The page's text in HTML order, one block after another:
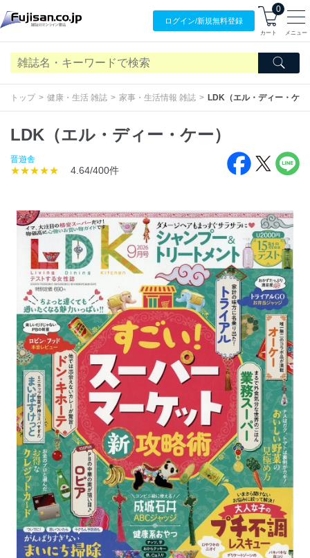
ログイン/新規無料登録
0
カート メニュー
トップ 健康・生活 雑誌 家事・生活情報 雑誌 LDK（エル・ディー・ケー
LDK（エル・ディー・ケー）
晋遊舎
★★★★★ 4.64/400件